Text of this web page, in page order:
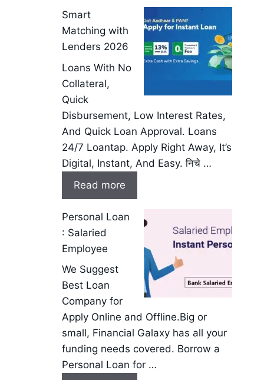
Smart
Matching with
Lenders 2026
Loans With No
Collateral,
Quick
Disbursement, Low Interest Rates,
And Quick Loan Approval. Loans
24/7 Loantap. Apply Right Away, It’s
Digital, Instant, And Easy. निचे …
Read more
Personal Loan
: Salaried
Employee
We Suggest
Best Loan
Company for
Apply Online and Offline.Big or
small, Financial Galaxy has all your
funding needs covered. Borrow a
Personal Loan for …